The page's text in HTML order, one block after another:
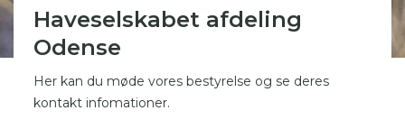
Haveselskabet afdeling
Odense
Her kan du møde vores bestyrelse og se deres
kontakt infomationer.